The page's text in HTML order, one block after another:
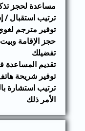
مساعدة لحجز
ترتيب استقبال /
توفير مترجم
حجز الإقامة
تفضيلك
تقديم المساعدة
توفير شريحة
ترتيب استشارة
الأمر ذلك